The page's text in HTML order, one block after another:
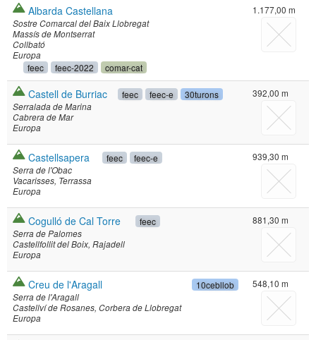
Albarda Castellana
Sostre Comarcal del Baix Llobregat
Massís de Montserrat
Collbató
Europa
feec feec-2022 comar-cat
1.177,00 m
Castell de Burriac
Serralada de Marina
Cabrera de Mar
Europa
feec feec-e 30turons 392,00 m
Castellsapera
Serra de l'Obac
Vacarisses Terrassa
Europa
feec feec-e 939,30 m
Cogulló de Cal Torre
Serra de Palomes
Castellfollit del Boix Rajadell
Europa
feec 881,30 m
Creu de l'Aragall
Serra de l'Aragall
Castellví de Rosanes Corbera de Llobregat
Europa
10cebllob 548,10 m